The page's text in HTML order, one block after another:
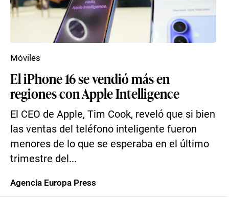
El iPhone 16 se vendió más en
regiones con Apple Intelligence
El CEO de Apple, Tim Cook, reveló que si bien
las ventas del teléfono inteligente fueron
menores de lo que se esperaba en el último
trimestre del...
Móviles
Agencia Europa Press